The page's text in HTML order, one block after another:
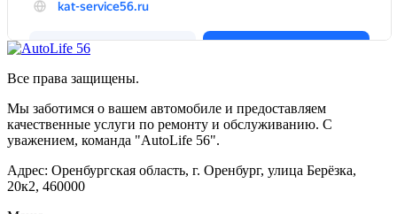
Все права защищены.
Мы заботимся о вашем автомобиле и предоставляем
качественные услуги по ремонту и обслуживанию. С
уважением, команда "AutoLife 56".
Адрес: Оренбургская область, г. Оренбург, улица Берёзка,
20к2, 460000